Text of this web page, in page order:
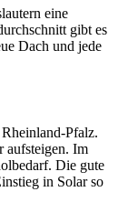
eine
gibt es
Dach und jede
Pfalz.
aufsteigen. Im
Die gute
in Solar so